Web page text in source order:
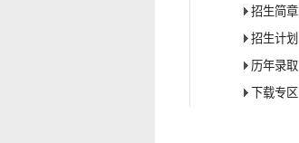
招生简章
招生计划
历年录取
下载专区